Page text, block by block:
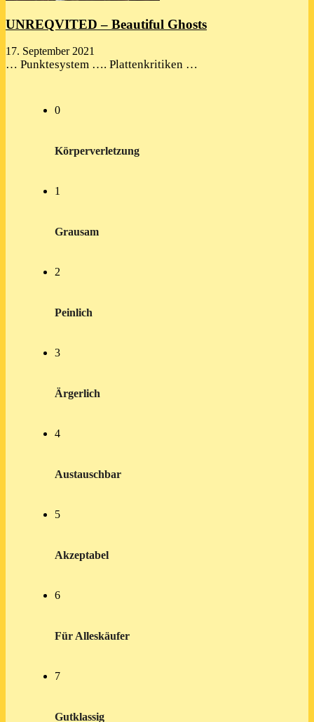
UNREQVITED – Beautiful Ghosts
17. September 2021
… Punktesystem …. Plattenkritiken …
0
Körperverletzung
1
Grausam
2
Peinlich
3
Ärgerlich
4
Austauschbar
5
Akzeptabel
6
Für Alleskäufer
7
Gutklassig